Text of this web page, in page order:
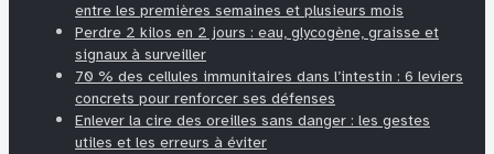
entre les premières semaines et plusieurs mois
Perdre 2 kilos en 2 jours : eau, glycogène, graisse et
signaux à surveiller
70 % des cellules immunitaires dans l’intestin : 6 leviers
concrets pour renforcer ses défenses
Enlever la cire des oreilles sans danger : les gestes
utiles et les erreurs à éviter